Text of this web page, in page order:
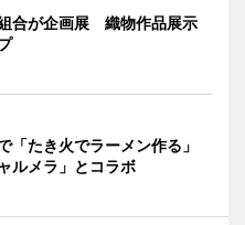
合が企画展 織物作品展示
「たき火でラーメン作る」
ルメラ」とコラボ